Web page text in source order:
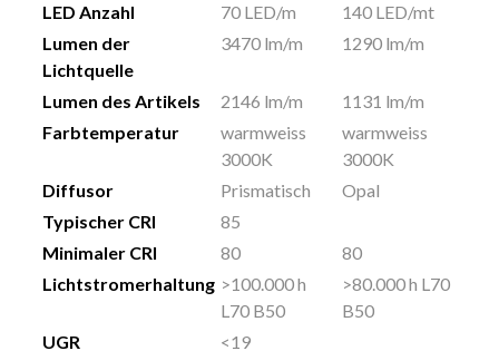
LED Anzahl
70 LED/m
140 LED/mt
Lumen der
Lichtquelle
3470 lm/m 1290 lm/m
Lumen des Artikels 2146 lm/m
1131 lm/m
Farbtemperatur
warmweiss
3000K
warmweiss
3000K
Diffusor
Prismatisch
Opal
Typischer CRI
85
Minimaler CRI
80
80
Lichtstromerhaltung >100.000 h
L70 B50
>80.000 h L70
B50
UGR
<19